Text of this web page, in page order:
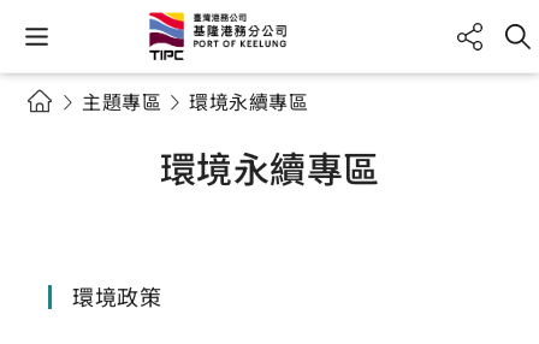
主題專區 環境永續專區
環境永續專區
環境政策